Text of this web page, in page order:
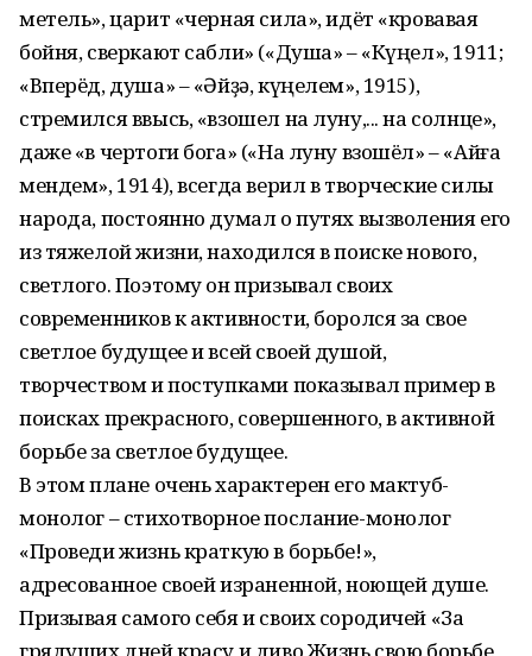
метель», царит «черная сила», идёт «кровавая
бойня, сверкают сабли» («Душа» – «Күңел», 1911;
«Вперёд, душа» – «Әйҙә, күңелем», 1915),
стремился ввысь, «взошел на луну,... на солнце»,
даже «в чертоги бога» («На луну взошёл» – «Айға
мендем», 1914), всегда верил в творческие силы
народа, постоянно думал о путях вызволения его
из тяжелой жизни, находился в поиске нового,
светлого. Поэтому он призывал своих
современников к активности, боролся за свое
светлое будущее и всей своей душой,
творчеством и поступками показывал пример в
поисках прекрасного, совершенного, в активной
борьбе за светлое будущее.
В этом плане очень характерен его мактуб-
монолог – стихотворное послание-монолог
«Проведи жизнь краткую в борьбе!»,
адресованное своей израненной, ноющей душе.
Призывая самого себя и своих сородичей «За